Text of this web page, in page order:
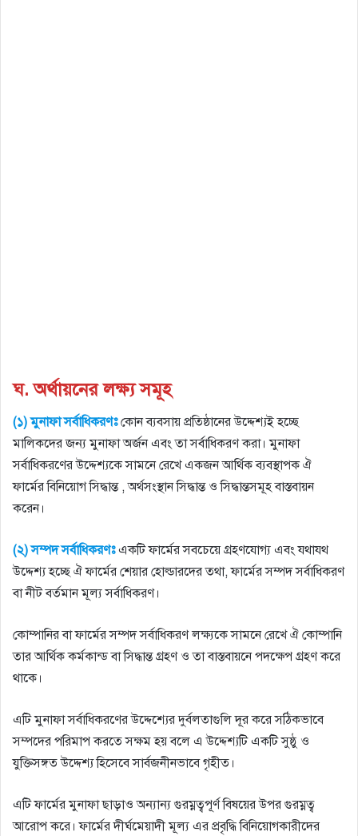
ঘ. অর্থায়নের লক্ষ্য সমূহ
(১) মুনাফা সর্বাধিকরণঃকোন ব্যবসায় প্রতিষ্ঠানের উদ্দেশ্যই হচ্ছে
মালিকদের জন্য মুনাফা অর্জন এবং তা সর্বাধিকরণ করা। মুনাফা
সর্বাধিকরণের উদ্দেশ্যকে সামনে রেখে একজন আর্থিক ব্যবস্থাপক ঐ
ফার্মের বিনিয়ােগ সিদ্ধান্ত , অর্থসংস্থান সিদ্ধান্ত ও সিদ্ধান্তসমূহ বাস্তবায়ন
করেন।
(২) সম্পদ সর্বাধিকরণঃ একটি ফার্মের সবচেয়ে গ্রহণযােগ্য এবং যথাযথ
উদ্দেশ্য হচ্ছে ঐ ফার্মের শেয়ার হােল্ডারদের তথা, ফার্মের সম্পদ সর্বাধিকরণ
বা নীট বর্তমান মূল্য সর্বাধিকরণ।
কোম্পানির বা ফার্মের সম্পদ সর্বাধিকরণ লক্ষ্যকে সামনে রেখে ঐ কোম্পানি
তার আর্থিক কর্মকান্ড বা সিদ্ধান্ত গ্রহণ ও তা বাস্তবায়নে পদক্ষেপ গ্রহণ করে
থাকে।
এটি মুনাফা সর্বাধিকরণের উদ্দেশ্যের দুর্বলতাগুলি দূর করে সঠিকভাবে
সম্পদের পরিমাপ করতে সক্ষম হয় বলে এ উদ্দেশ্যটি একটি সুষ্ঠু ও
যুক্তিসঙ্গত উদ্দেশ্য হিসেবে সার্বজনীনভাবে গৃহীত।
এটি ফার্মের মুনাফা ছাড়াও অন্যান্য গুরম্নত্বপূর্ণ বিষয়ের উপর গুরম্নত্ব
আরােপ করে। ফার্মের দীর্ঘমেয়াদী মূল্য এর প্রবৃদ্ধি বিনিয়ােগকারীদের